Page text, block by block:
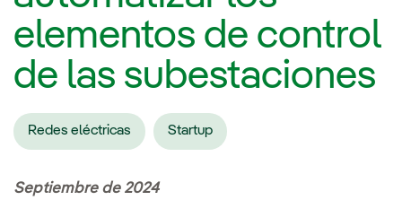
elementos de control
de las subestaciones
Redes eléctricas Startup
Septiembre de 2024